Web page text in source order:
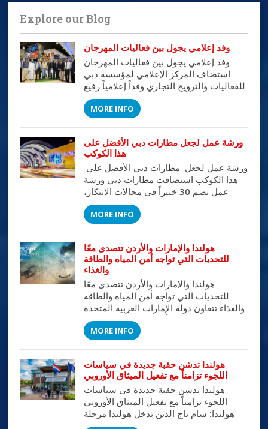
Explore our Blog
وفد إعلامي يجول بين فعاليات المهرجان
وفد إعلامي يجول بين فعاليات المهرجان
استضاف المركز الإعلامي لمؤسسة دبي
للفعاليات والترويج التجاري وفداً إعلامياً رفيع
المستوى من كبار الإعلاميين في الوطن
العربي على مدى ثلاثة أيام قاموا خلالها
بجولات تفصيلية على مختلف أنشطة
وفعاليات المهرجان اطلعوا خلالها عبر لقاءات
مباشرة مع المسئولين في المواقع على أهم
الفعاليات والأنشطة التي تتم خلال المهرجان.
وقد […]
MORE INFO
ورشة عمل لجعل مطارات دبي الأفضل على
هذا الكوكب
هذا الكوكب استضافت مطارات دبي ورشة
عمل تضم 30 خبيراً في مجالات الابتكار،
والعمليات، وتصميم الخدمات، يمثلون نخبة
من المتخصصين في خدمات قطاع الطيران.
وتهدف الورشة التي تستمر يومين (21 -22
مايو 2017) الى وضع رؤية واستراتيجية
تتواكب مع رؤية دبي 10 X بما من شأنه جعل
السفر أكثر […]
MORE INFO
هولندا والإمارات والأردن تتصدى معًا
للتحديات التي تواجه أمن المياه والطاقة
والغذاء
هولندا والإمارات والأردن تتصدى معًا
للتحديات التي تواجه أمن المياه والطاقة
والغذاء تتعاون دولة الإمارات العربية المتحدة
والأردن وهولندا من أجل تسليط الضوء على
التحديات التي تواجه أمن المياه والطاقة
والغذاء، وذلك من خلال إكسبو 2020 دبي،
الأوسط وأفريقيا وجنوب آسيا. وسيُقام
الحدث الدولي في الفترة من 1 أكتوبر […]
MORE INFO
هولندا تدشن حقبة جديدة في سياسات
اللجوء تزامناً مع تفعيل الميثاق الأوروبي
هولندا تدشن حقبة جديدة في سياسات
اللجوء تزامناً مع تفعيل الميثاق الأوروبي
هولندا: سام تاج الدين تدخل هولندا مرحلة
مفصلية غير مسبوقة في إدارة ملف اللجوء